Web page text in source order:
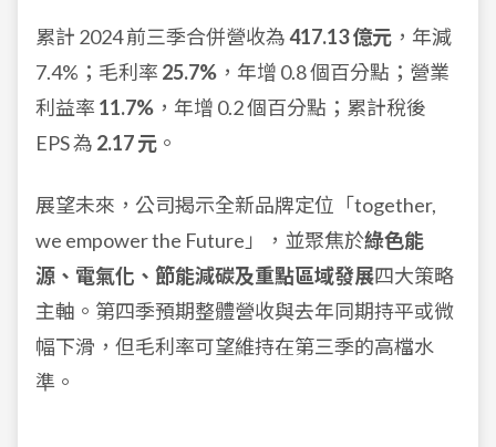
累計 2024 前三季合併營收為417.13 億元 ，年減
7.4%；毛利率 25.7% ，年增 0.8 個百分點；營業
利益率 11.7% ，年增 0.2 個百分點；累計稅後
EPS 為 2.17 元 。
展望未來，公司揭示全新品牌定位「together,
we empower the Future」，並聚焦於綠色能
源、電氣化、節能減碳及重點區域發展四大策略
主軸。第四季預期整體營收與去年同期持平或微
幅下滑，但毛利率可望維持在第三季的高檔水
準。